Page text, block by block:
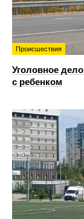
Происшествия
Уголовное
с ребенком